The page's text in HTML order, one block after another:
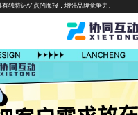
独特记忆点的海报，增强品牌竞争力。